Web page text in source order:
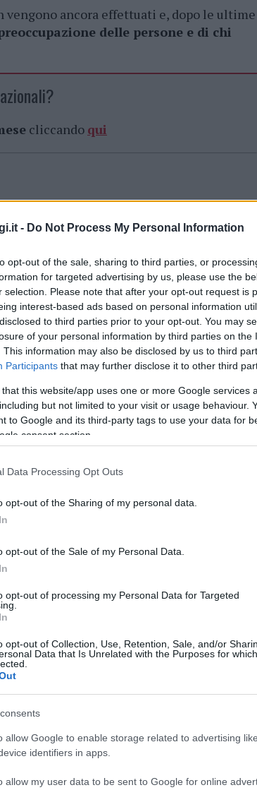
- Do Not Process My Personal Information
opt-out of the sale, sharing to third parties, or
for targeted advertising by us, please use the
selection. Please note that after your opt-out request is
interest-based ads based on personal information
to third parties prior to your opt-out. You may
of your personal information by third parties on the
This information may also be disclosed by us to third
Participants that may further disclose it to other third
that this website/app uses one or more Google services
but not limited to your visit or usage behaviour.
to Google and its third-party tags to use your data for
consent section.
Data Processing Opt Outs
opt-out of the Sharing of my personal data.
opt-out of the Sale of my Personal Data.
opt-out of processing my Personal Data for Targeted
opt-out of Collection, Use, Retention, Sale, and/or
Data that Is Unrelated with the Purposes for
allow Google to enable storage related to advertising
identifiers in apps.
allow my user data to be sent to Google for online
ancora effettuati e, dopo le ultime
delle persone e di chi
cliccando qui
nella sezioneLogindal menù del sito o
Termoscanner Olbia Termoscanner Sardegna
Prossimo articolo